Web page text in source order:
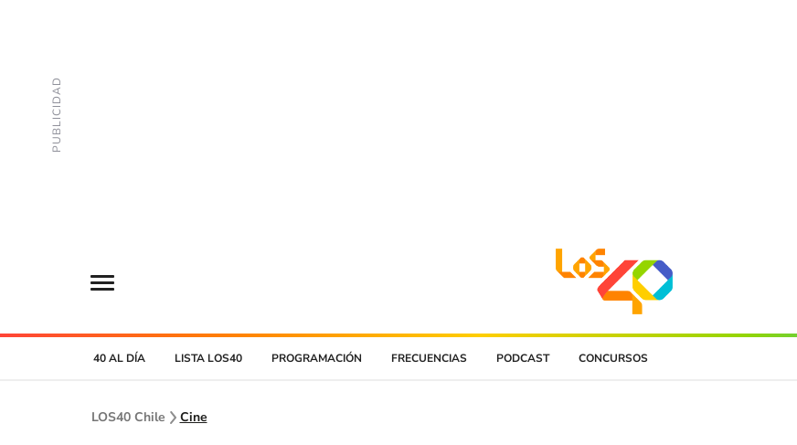
40 AL DÍA LISTA LOS40 PROGRAMACIÓN FRECUENCIAS PODCAST CONCURSOS
LOS40 Chile Cine